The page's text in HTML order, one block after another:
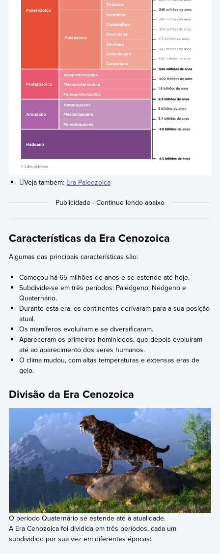
Veja também: Era Paleozoica
Características da Era Cenozoica
Algumas das principais características são:
Começou há 65 milhões de anos e se estende até hoje.
Subdivide-se em três períodos: Paleógeno, Neógeno e
Quaternário.
Durante esta era, os continentes derivaram para a sua posição
atual.
Os mamíferos evoluíram e se diversificaram.
Apareceram os primeiros hominídeos, que depois evoluíram
até ao aparecimento dos seres humanos.
O clima mudou, com altas temperaturas e extensas eras de
gelo.
Divisão da Era Cenozoica
O período Quaternário se estende até à atualidade.
A Era Cenozoica foi dividida em três períodos, cada um
subdividido por sua vez em diferentes épocas: